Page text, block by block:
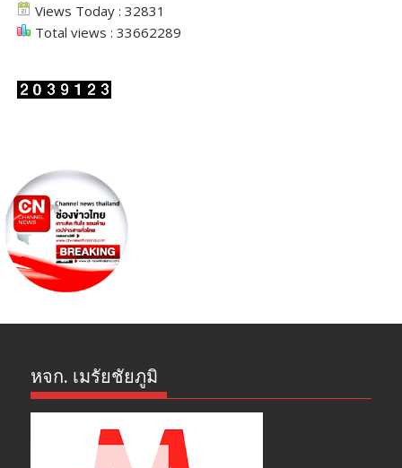
Views Today : 32831
Total views : 33662289
หจก. เมรัยชัยภูมิ